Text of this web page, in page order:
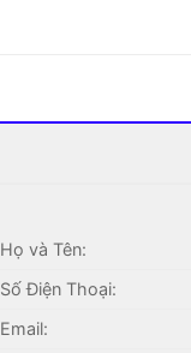
Họ và Tên:
Số Điện Thoại:
Email: